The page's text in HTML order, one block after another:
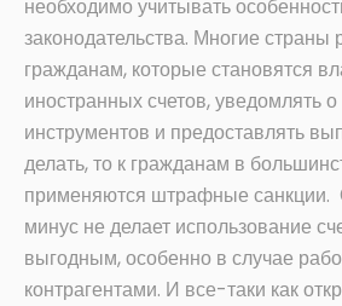
необходимо учитывать
законодательства. Многие страны
гражданам, которые становятся
иностранных счетов, уведомлять
инструментов и предоставлять
делать, то к гражданам в
применяются штрафные санкции.
минус не делает использование
выгодным, особенно в случае
контрагентами. И все-таки как